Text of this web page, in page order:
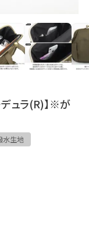
デュラ(R)】※が
水生地